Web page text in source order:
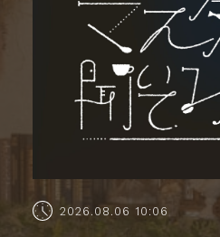
2026.08.06 10:06